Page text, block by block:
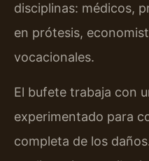
disciplinas: médicos,
en prótesis,
vocacionales.
El bufete trabaja con
experimentado para
completa de los